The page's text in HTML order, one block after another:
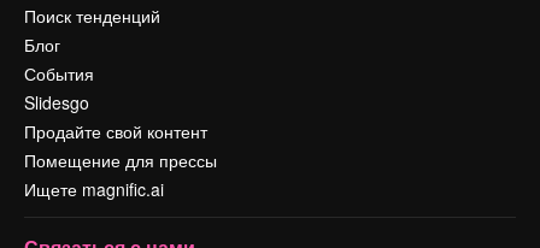
Поиск тенденций
Блог
События
Slidesgo
Продайте свой контент
Помещение для прессы
Ищете magnific.ai